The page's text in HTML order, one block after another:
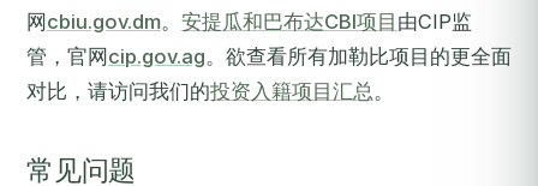
网 cbiu.gov.dm。 安提瓜和巴布达CBI项目 由CIP监
管，官网 cip.gov.ag。欲查看所有加勒比项目的更全面
对比，请访问我们的投资入籍项目汇总。
常见问题